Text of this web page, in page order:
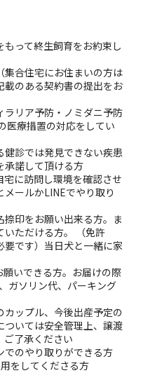
って終生飼育をお約束し
集合住宅にお住まいの方は
のある契約書の提出をお
ラリア予防・ノミダニ予防
医療措置の対応をしてい
健診では発見できない疾患
承諾して頂ける方
に訪問し環境を確認させ
ールかLINEでやり取り
印をお願い出来る方。ま
いただける方。 （免許
です）当日犬と一緒に家
いできる方。お届けの際
ガソリン代、パーキング
カップル、今後出産予定の
ついては安全管理上、譲渡
ご了承ください
でのやり取りができる方
をしてくださる方